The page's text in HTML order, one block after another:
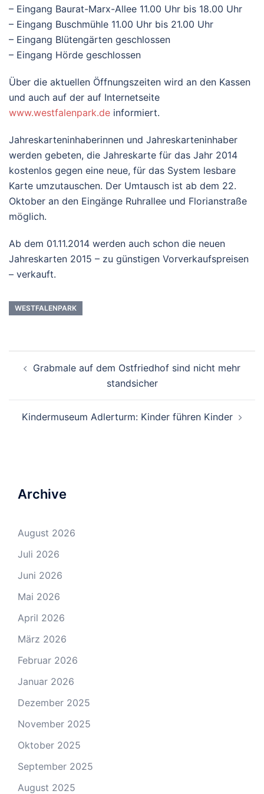
– Eingang Baurat-Marx-Allee 11.00 Uhr bis 18.00 Uhr
– Eingang Buschmühle 11.00 Uhr bis 21.00 Uhr
– Eingang Blütengärten geschlossen
– Eingang Hörde geschlossen
Über die aktuellen Öffnungszeiten wird an den Kassen
und auch auf der auf Internetseite
www.westfalenpark.de informiert.
Jahreskarteninhaberinnen und Jahreskarteninhaber
werden gebeten, die Jahreskarte für das Jahr 2014
kostenlos gegen eine neue, für das System lesbare
Karte umzutauschen. Der Umtausch ist ab dem 22.
Oktober an den Eingänge Ruhrallee und Florianstraße
möglich.
Ab dem 01.11.2014 werden auch schon die neuen
Jahreskarten 2015 – zu günstigen Vorverkaufspreisen
– verkauft.
WESTFALENPARK
Navigation
Grabmale auf dem Ostfriedhof sind nicht mehr
standsicher
Kindermuseum Adlerturm: Kinder führen Kinder
Archive
August 2026
Juli 2026
Juni 2026
Mai 2026
April 2026
März 2026
Februar 2026
Januar 2026
Dezember 2025
November 2025
Oktober 2025
September 2025
August 2025